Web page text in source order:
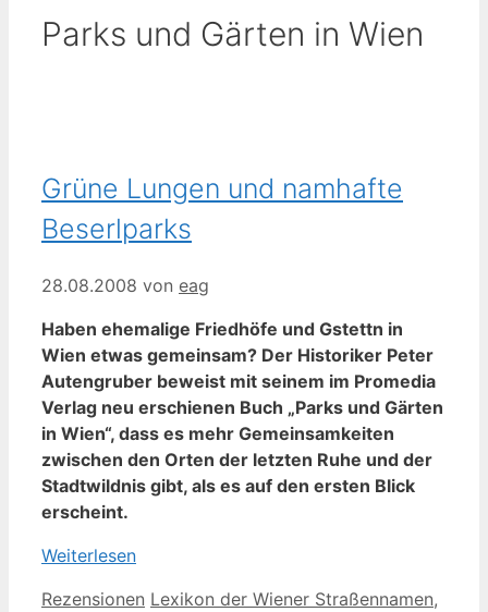
Parks und Gärten in Wien
Grüne Lungen und namhafte
Beserlparks
28.08.2008 von eag
Haben ehemalige Friedhöfe und Gstettn in
Wien etwas gemeinsam? Der Historiker Peter
Autengruber beweist mit seinem im Promedia
Verlag neu erschienen Buch „Parks und Gärten
in Wien“, dass es mehr Gemeinsamkeiten
zwischen den Orten der letzten Ruhe und der
Stadtwildnis gibt, als es auf den ersten Blick
erscheint.
Weiterlesen
Kategorien
Rezensionen Schlagwörter
Lexikon der Wiener Straßennamen,